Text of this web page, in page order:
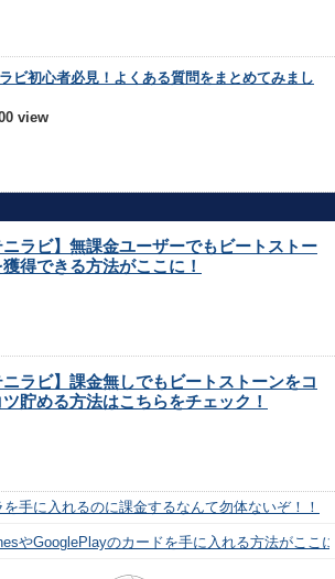
ビ初心者必見！よくある質問をまとめてみまし
view
ニラビ】無課金ユーザーでもビートストー
得できる方法がここに！
ニラビ】課金無しでもビートストーンをコ
ツ貯める方法はこちらをチェック！
を手に入れるのに課金するなんて勿体ないぞ！！
やGooglePlayのカードを手に入れる方法がここ